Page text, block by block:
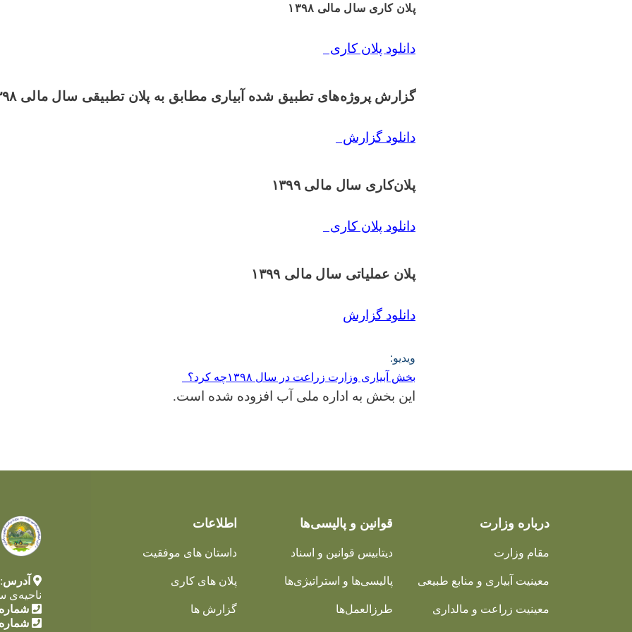
پلان کاری سال مالی ۱۳۹۸
دانلود پلان کاری
گزارش پروژه‌های تطبیق شده آبیاری مطابق به پلان تطبیقی سال مالی
دانلود گزارش
پلان‌کاری سال مالی۱۳۹۹
دانلود پلان کاری
پلان عملیاتی سال مالی ۱۳۹۹
دانلود گزارش
ویدیو:
بخش آبیاری وزارت زراعت در سال ۱۳۹۸چه کرد؟
این بخش به اداره ملی آب افزوده شده است.
درباره وزارت
مقام وزارت
معینیت آبیاری و منابع طبیعی
معینیت زراعت و مالداری
قوانین و پالیسی‌ها
دیتابیس قوانین و اسناد
پالیسی‌ها و استراتیژی‌ها
طرزالعمل‌ها
اطلاعات
داستان های موفقیت
پلان های کاری
گزارش ها
آدرس
ناحیه‌ی